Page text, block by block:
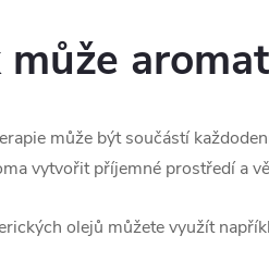
může
může být součástí
vytvořit příjemné prostředí a
olejů můžete využít